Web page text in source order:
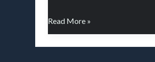
利
時
斯
Read More »